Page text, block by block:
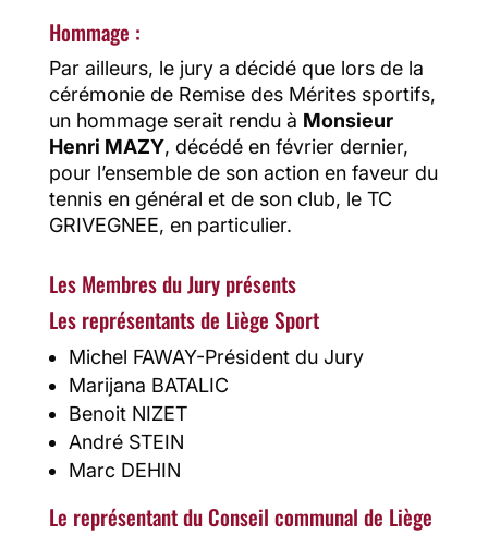
Hommage :
Par ailleurs, le jury a décidé que lors de la
cérémonie de Remise des Mérites sportifs,
un hommage serait rendu à Monsieur
Henri MAZY, décédé en février dernier,
pour l’ensemble de son action en faveur du
tennis en général et de son club, le TC
GRIVEGNEE, en particulier.
Les Membres du Jury présents
Les représentants de Liège Sport
Michel FAWAY-Président du Jury
Marijana BATALIC
Benoit NIZET
André STEIN
Marc DEHIN
Le représentant du Conseil communal de Liège